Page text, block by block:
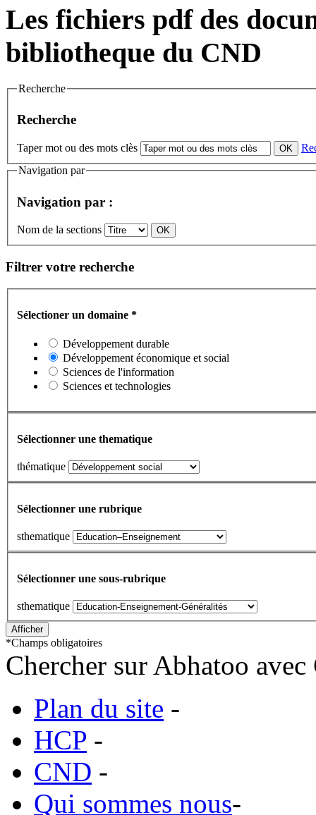
Les fichiers pdf des
bibliotheque du CND
Recherche
Recherche
Taper mot ou des mots clès
Navigation par
Navigation par :
Nom de la sections
Filtrer votre recherche
Sélectioner un domaine *
Développement durable
Développement économique et social
Sciences de l'information
Sciences et technologies
Sélectionner une thematique
thématique
Sélectionner une rubrique
sthematique
Sélectionner une sous-rubrique
sthematique
*Champs obligatoires
Chercher sur Abhatoo
Plan du site -
HCP -
CND -
Qui sommes nous-